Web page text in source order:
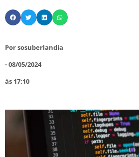
Porsosuberlandia
-08/05/2024
às 17:10